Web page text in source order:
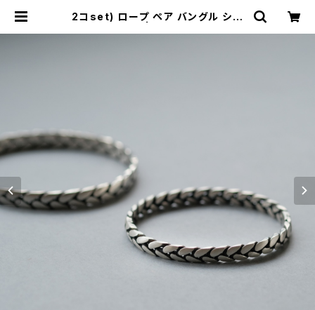
2コset) ロープ ペア バングル シル